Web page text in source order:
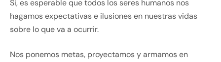
Si, es esperable que todos los seres humanos nos
hagamos expectativas e ilusiones en nuestras vidas
sobre lo que va a ocurrir.
Nos ponemos metas, proyectamos y armamos en